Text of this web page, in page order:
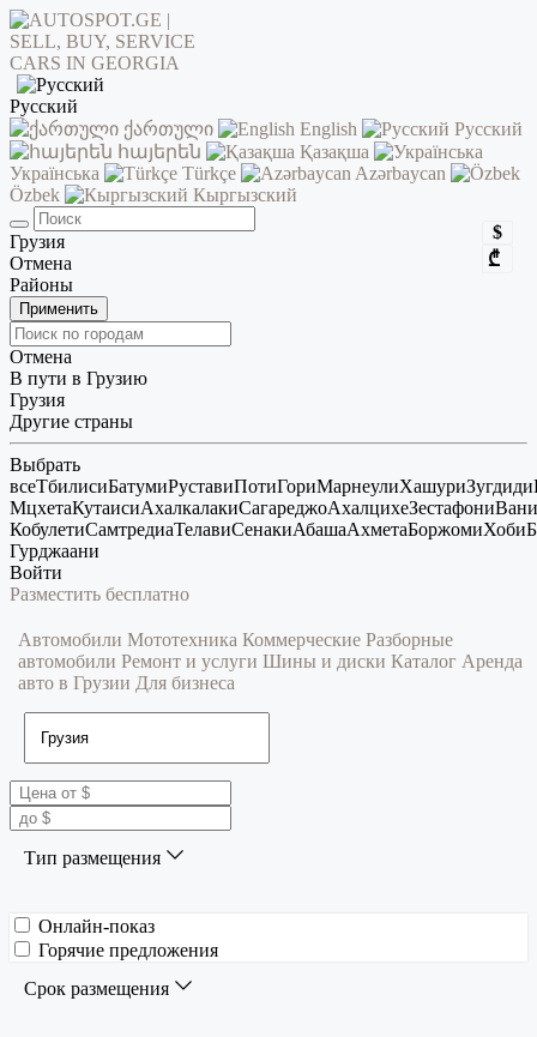
Русский
ქართული
English
Русский
հայերեն
Қазақша
Українська
Türkçe
Azərbaycan
Özbek
Кыргызский
$
₾
Грузия
Отмена
Районы
Применить
Отмена
В пути в Грузию
Грузия
Другие страны
Выбрать
всеТбилисиБатумиРуставиПотиГориМарнеулиХашуриЗугдиди
МцхетаКутаисиАхалкалакиСагареджоАхалцихеЗестафониВани
КобулетиСамтредиаТелавиСенакиАбашаАхметаБоржомиХоби
Гурджаани
Войти
Разместить бесплатно
Автомобили Мототехника Коммерческие Разборные
автомобили Ремонт и услуги Шины и диски Каталог Аренда
авто в Грузии Для бизнеса
Тип размещения
Онлайн-показ
Горячие предложения
Срок размещения